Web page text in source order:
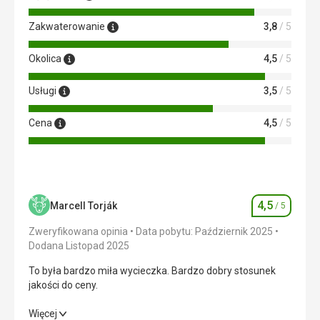
Usługi
Piękny basen, pomocna obsługa w recepcji, uśmiechnięci
pozostali pracownicy.
Ta recenzja została automatycznie przetłumaczona za
pomocą Google Translate
Zakwaterowanie 3,8/ 5
Okolica 4,5/ 5
Usługi 3,5/ 5
Cena 4,5/ 5
Marcell Torják Ocena
4,5 / 5
Zweryfikowana opinia
Data pobytu: Październik 2025
Dodana Listopad 2025
To była bardzo miła wycieczka. Bardzo dobry stosunek
jakości do ceny.
To była bardzo miła wycieczka. Bardzo dobry stosunek
Więcej